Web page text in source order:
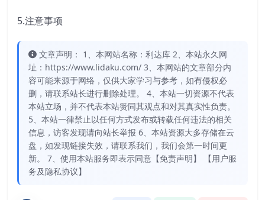
5.注意事项
文章声明： 1、本网站名称：利达库 2、本站永久网
址：https://www.lidaku.com/ 3、本网站的文章部分内
容可能来源于网络，仅供大家学习与参考，如有侵权必
删，请联系站长进行删除处理。 4、本站一切资源不代表
本站立场，并不代表本站赞同其观点和对其真实性负责。
5、本站一律禁止以任何方式发布或转载任何违法的相关
信息，访客发现请向站长举报 6、本站资源大多存储在云
盘，如发现链接失效，请联系我们，我们会第一时间更
新。 7、使用本站服务即表示同意【免责声明】 【用户服
务及隐私协议】